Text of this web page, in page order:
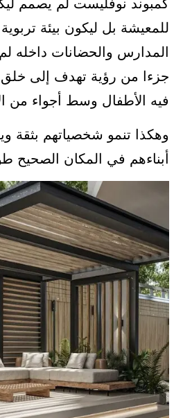
كمبوند نوفليست لم يصمم
للمعيشة بل ليكون بيئة
المدارس والحضانات داخله
جزءا من رؤية تهدف إلى
فيه الأطفال وسط أجواء من
وهكذا تنمو شخصياتهم بثقة
أبناءهم في المكان الصحيح